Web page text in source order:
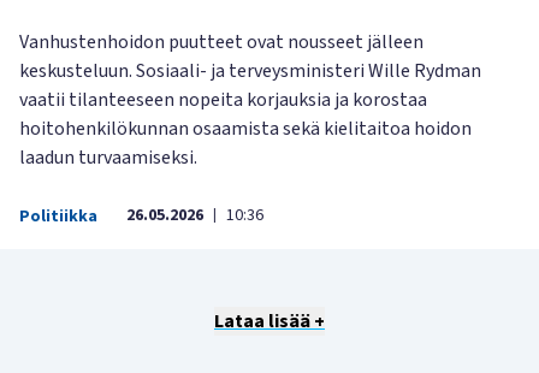
Vanhustenhoidon puutteet ovat nousseet jälleen
keskusteluun. Sosiaali- ja terveysministeri Wille Rydman
vaatii tilanteeseen nopeita korjauksia ja korostaa
hoitohenkilökunnan osaamista sekä kielitaitoa hoidon
laadun turvaamiseksi.
Politiikka 26.05.2026 | 10:36
Lataa lisää +